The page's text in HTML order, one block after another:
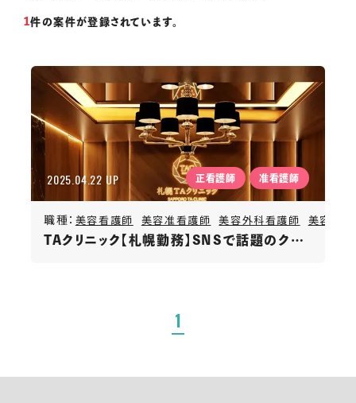
1件の案件が登録されています。
2025.04.22 UP 正看護師 准看護師
職種： 美容看護師 美容准看護師 美容外科看護師 美容外
TAクリニック【札幌勤務】SNSで話題のクリニック／研修充実／年間休日120日
1